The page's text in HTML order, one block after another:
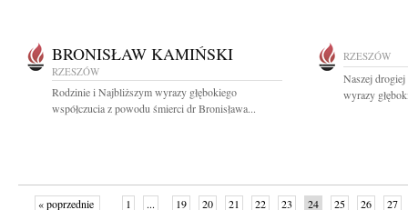
BRONISŁAW KAMIŃSKI
RZESZÓW
Rodzinie i Najbliższym wyrazy głębokiego
współczucia z powodu śmierci dr Bronisława...
RZESZÓW
Naszej
wyrazy
« poprzednie 1 ... 19 20 21 22 23 24 25 26 27